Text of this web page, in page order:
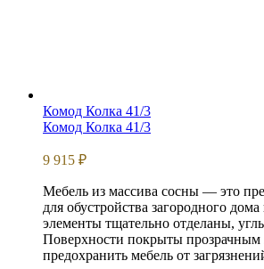
Комод Колка 41/3
Комод Колка 41/3
9 915 ₽
Мебель из массива сосны — это
для обустройства загородного
элементы тщательно отделаны,
Поверхности покрыты прозрачным
предохранить мебель от